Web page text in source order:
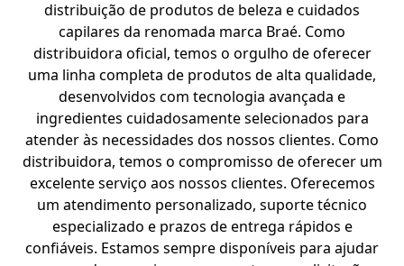
distribuição de produtos de beleza e cuidados
capilares da renomada marca Braé. Como
distribuidora oficial, temos o orgulho de oferecer
uma linha completa de produtos de alta qualidade,
desenvolvidos com tecnologia avançada e
ingredientes cuidadosamente selecionados para
atender às necessidades dos nossos clientes. Como
distribuidora, temos o compromisso de oferecer um
excelente serviço aos nossos clientes. Oferecemos
um atendimento personalizado, suporte técnico
especializado e prazos de entrega rápidos e
confiáveis. Estamos sempre disponíveis para ajudar